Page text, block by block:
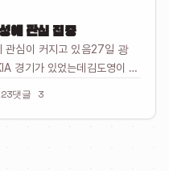
에 관심 집중
관심이 커지고 있음27일 광
경기가 있었는데김도영이 이
댓글 3